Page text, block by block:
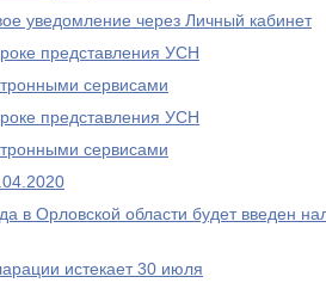
уведомление через Личный кабинет
представления УСН
сервисами
представления УСН
сервисами
в Орловской области будет введен
истекает 30 июля